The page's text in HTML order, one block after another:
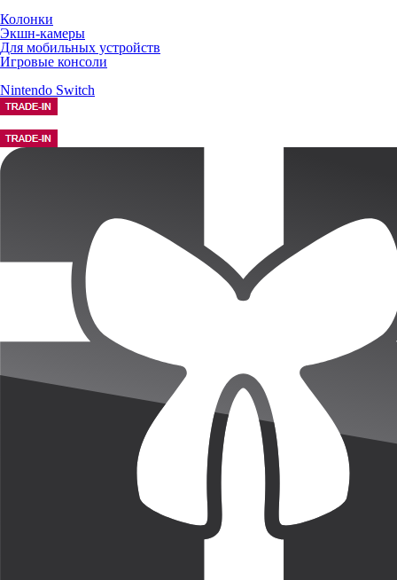
Колонки
Экшн-камеры
Для мобильных устройств
Игровые консоли
Nintendo Switch